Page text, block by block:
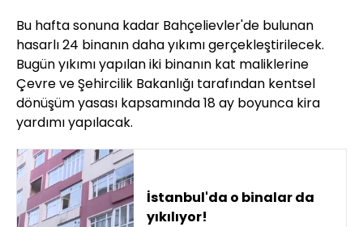
Bu hafta sonuna kadar Bahçelievler'de bulunan
hasarlı 24 binanın daha yıkımı gerçekleştirilecek.
Bugün yıkımı yapılan iki binanın kat maliklerine
Çevre ve Şehircilik Bakanlığı tarafından kentsel
dönüşüm yasası kapsamında 18 ay boyunca kira
yardımı yapılacak.
İstanbul'da o binalar da
yıkılıyor!